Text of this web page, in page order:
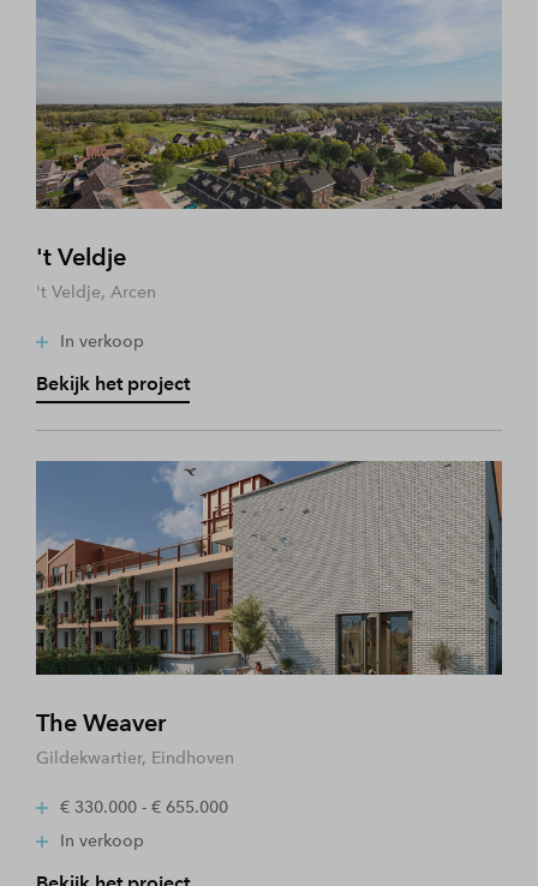
't Veldje
't Veldje, Arcen
In verkoop
Bekijk het project
The Weaver
Gildekwartier, Eindhoven
€ 330.000 - € 655.000
In verkoop